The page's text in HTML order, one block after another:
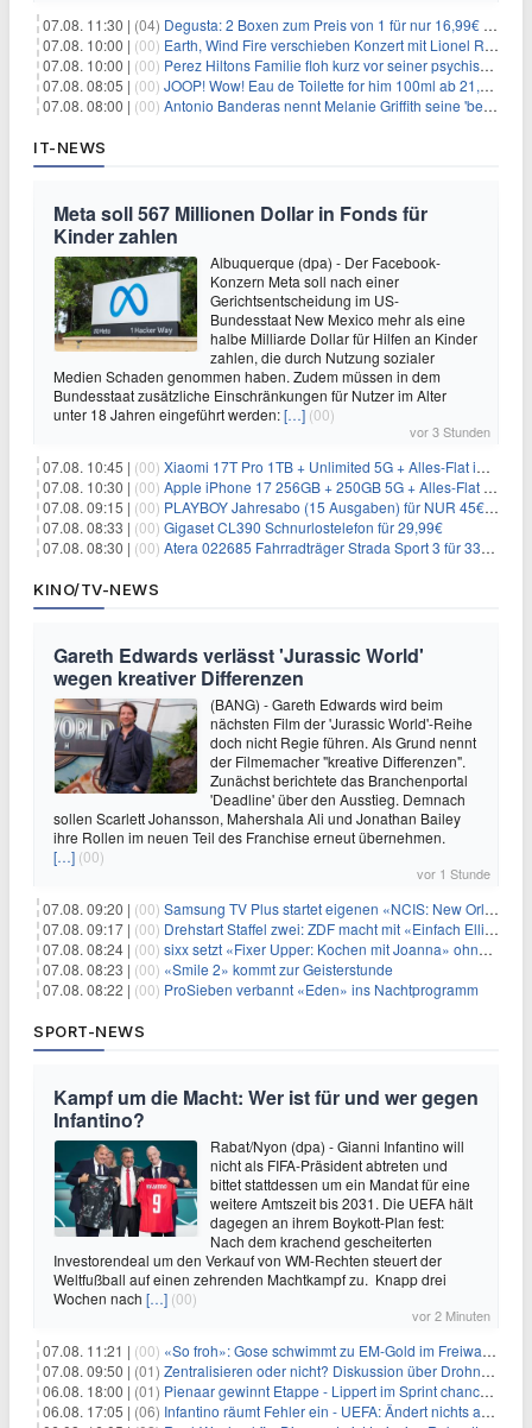
07.08. 11:30 | (04) Degusta: 2 Boxen zum Preis von 1 für nur 16,99€ inkl. Versand
07.08. 10:00 | (00) Earth, Wind Fire verschieben Konzert mit Lionel Richie nach medizinischem Notfall
07.08. 10:00 | (00) Perez Hiltons Familie floh kurz vor seiner psychischen Krise aus dem Haus
07.08. 08:05 | (00) JOOP! Wow! Eau de Toilette for him 100ml ab 21,84€ im Sparabo
07.08. 08:00 | (00) Antonio Banderas nennt Melanie Griffith seine 'beste Freundin'
IT-NEWS
Meta soll 567 Millionen Dollar in Fonds für
Kinder zahlen
Albuquerque (dpa) - Der Facebook-
Konzern Meta soll nach einer
Gerichtsentscheidung im US-
Bundesstaat New Mexico mehr als eine
halbe Milliarde Dollar für Hilfen an Kinder
zahlen, die durch Nutzung sozialer
Medien Schaden genommen haben. Zudem müssen in dem
Bundesstaat zusätzliche Einschränkungen für Nutzer im Alter
unter 18 Jahren eingeführt werden:[…] (00)
vor 3 Stunden
07.08. 10:45 | (00) Xiaomi 17T Pro 1TB + Unlimited 5G + Alles-Flat im o2 Netz für 29,99€/Monat – eff. 1,15€/Monat
07.08. 10:30 | (00) Apple iPhone 17 256GB + 250GB 5G + Alles-Flat im Telekom-Netz für 34€/Monat – eff. 6,29€/Monat
07.08. 09:15 | (00) PLAYBOY Jahresabo (15 Ausgaben) für NUR 45€ (statt 198€)
07.08. 08:33 | (00) Gigaset CL390 Schnurlostelefon für 29,99€
07.08. 08:30 | (00) Atera 022685 Fahrradträger Strada Sport 3 für 337,48€
KINO/TV-NEWS
Gareth Edwards verlässt 'Jurassic World'
wegen kreativer Differenzen
(BANG) - Gareth Edwards wird beim
nächsten Film der 'Jurassic World'-Reihe
doch nicht Regie führen. Als Grund nennt
der Filmemacher "kreative Differenzen".
Zunächst berichtete das Branchenportal
'Deadline' über den Ausstieg. Demnach
sollen Scarlett Johansson, Mahershala Ali und Jonathan Bailey
ihre Rollen im neuen Teil des Franchise erneut übernehmen.
[…] (00)
vor 1 Stunde
07.08. 09:20 | (00) Samsung TV Plus startet eigenen «NCIS: New Orleans»-Sender
07.08. 09:17 | (00) Drehstart Staffel zwei: ZDF macht mit «Einfach Elli» weiter
07.08. 08:24 | (00) sixx setzt «Fixer Upper: Kochen mit Joanna» ohne Pause fort
07.08. 08:23 | (00) «Smile 2» kommt zur Geisterstunde
07.08. 08:22 | (00) ProSieben verbannt «Eden» ins Nachtprogramm
SPORT-NEWS
Kampf um die Macht: Wer ist für und wer gegen
Infantino?
Rabat/Nyon (dpa) - Gianni Infantino will
nicht als FIFA-Präsident abtreten und
bittet stattdessen um ein Mandat für eine
weitere Amtszeit bis 2031. Die UEFA hält
dagegen an ihrem Boykott-Plan fest:
Nach dem krachend gescheiterten
Investorendeal um den Verkauf von WM-Rechten steuert der
Weltfußball auf einen zehrenden Machtkampf zu. Knapp drei
Wochen nach […] (00)
vor 2 Minuten
07.08. 11:21 | (00) «So froh»: Gose schwimmt zu EM-Gold im Freiwasser
07.08. 09:50 | (01) Zentralisieren oder nicht? Diskussion über Drohnenabwehr
06.08. 18:00 | (01) Pienaar gewinnt Etappe - Lippert im Sprint chancenlos
06.08. 17:05 | (06) Infantino räumt Fehler ein - UEFA: Ändert nichts an Boykott